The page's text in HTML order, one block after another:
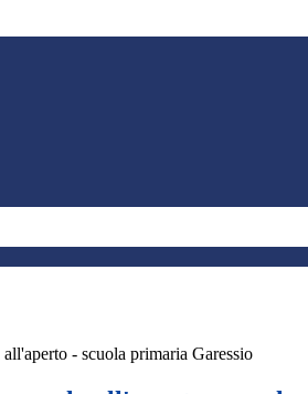
- scuola primaria Garessio